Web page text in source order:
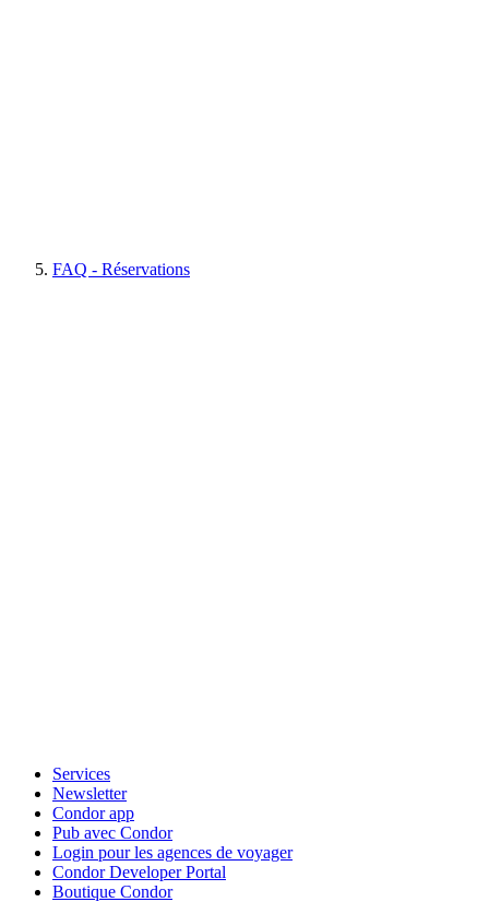
FAQ - Réservations
Services
Newsletter
Condor app
Pub avec Condor
Login pour les agences de voyager
Condor Developer Portal
Boutique Condor